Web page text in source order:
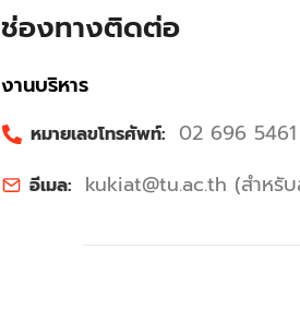
ช่องทางติดต่อ
งานบริหาร
หมายเลขโทรศัพท์: 02 696 5461
อีเมล: kukiat@tu.ac.th (สำหรับ